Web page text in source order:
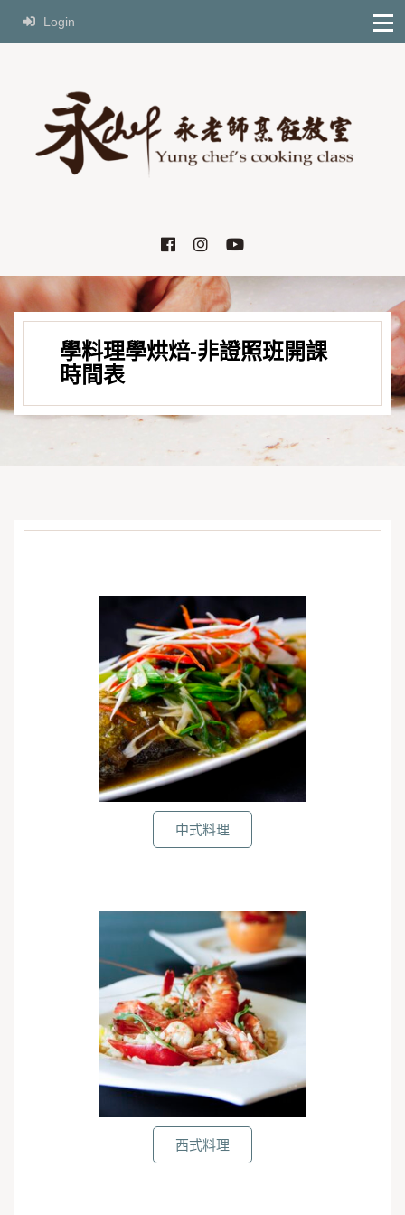
Login
學料理學烘焙-非證照班開課
時間表
中式料理
西式料理